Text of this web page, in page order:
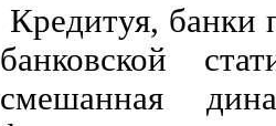
Кредитуя, банки
банковской
смешанная